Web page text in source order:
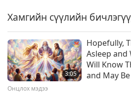
21:59
Хаврын
урлаг ба
Хамгийн сүүлийн
3:05
Hopefully,
Asleep and
Will Know
and May
Master
Онцлох мэдээ